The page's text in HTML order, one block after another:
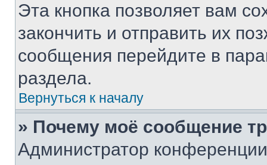
Эта кнопка позволяет вам
закончить и отправить их
сообщения перейдите в
раздела.
Вернуться к началу
» Почему моё сообщение
Администратор